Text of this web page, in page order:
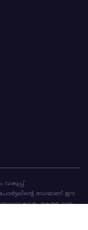
വകുപ്പ്.
ഭാഗമാണ് ഈ
കേരള വനം